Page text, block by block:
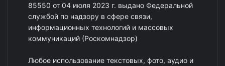
85550 от 04 июля 2023 г. выдано Федеральной
службой по надзору в сфере связи,
информационных технологий и массовых
коммуникаций (Роскомнадзор)
Любое использование текстовых, фото, аудио и